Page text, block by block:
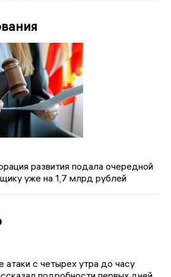
развития подала очередной
уже на 1,7 млрд рублей
атаки с четырех утра до часу